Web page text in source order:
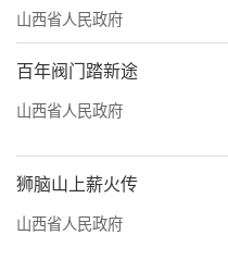
客提供更加丰富的消
相关监测数据显
重点行业消费平稳增
山西省人民政府
百年阀门踏新途
山西省人民政府
狮脑山上薪火传
山西省人民政府